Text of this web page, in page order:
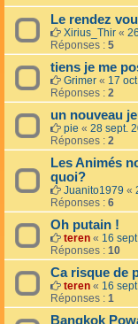
Le rendez
Xirius_Thir «
Réponses : 5
tiens je me
Grimer « 17
Réponses : 2
un nouveau
pie « 28 sept.
Réponses : 2
Les Animés
quoi?
Juanito1979 «
Réponses : 6
Oh putain !
teren « 16
Réponses : 10
Ca risque de
teren « 16
Réponses : 1
Bangkok